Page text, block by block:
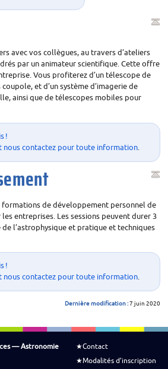
avec vos collègues, au travers d’ateliers
par un animateur scientifique. Cette offre
Vous profiterez d’un télescope de
et d’un système d’imagerie de
ainsi que de télescopes mobiles pour
!
nous contactez pour toute information.
formations de développement personnel de
entreprises. Les sessions peuvent durer 3
l’astrophysique et pratique et techniques
!
nous contactez pour toute information.
Dernière modification :7 juin 2020
— Astronomie
Contact
Modalités d’inscription